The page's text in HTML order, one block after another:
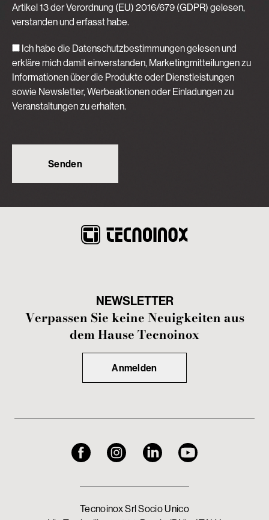
Artikel 13 der Verordnung (EU) 2016/679 (GDPR) gelesen,
verstanden und erfasst habe.
Ich habe die Datenschutzbestimmungen gelesen und
erkläre mich damit einverstanden, Marketingmitteilungen zu
Informationen über die Produkte oder Dienstleistungen
sowie Newsletter, Werbeaktionen oder Einladungen zu
Veranstaltungen zu erhalten.
NEWSLETTER
Verpassen Sie keine Neuigkeiten aus
dem Hause Tecnoinox
Anmelden
Tecnoinox Srl Socio Unico